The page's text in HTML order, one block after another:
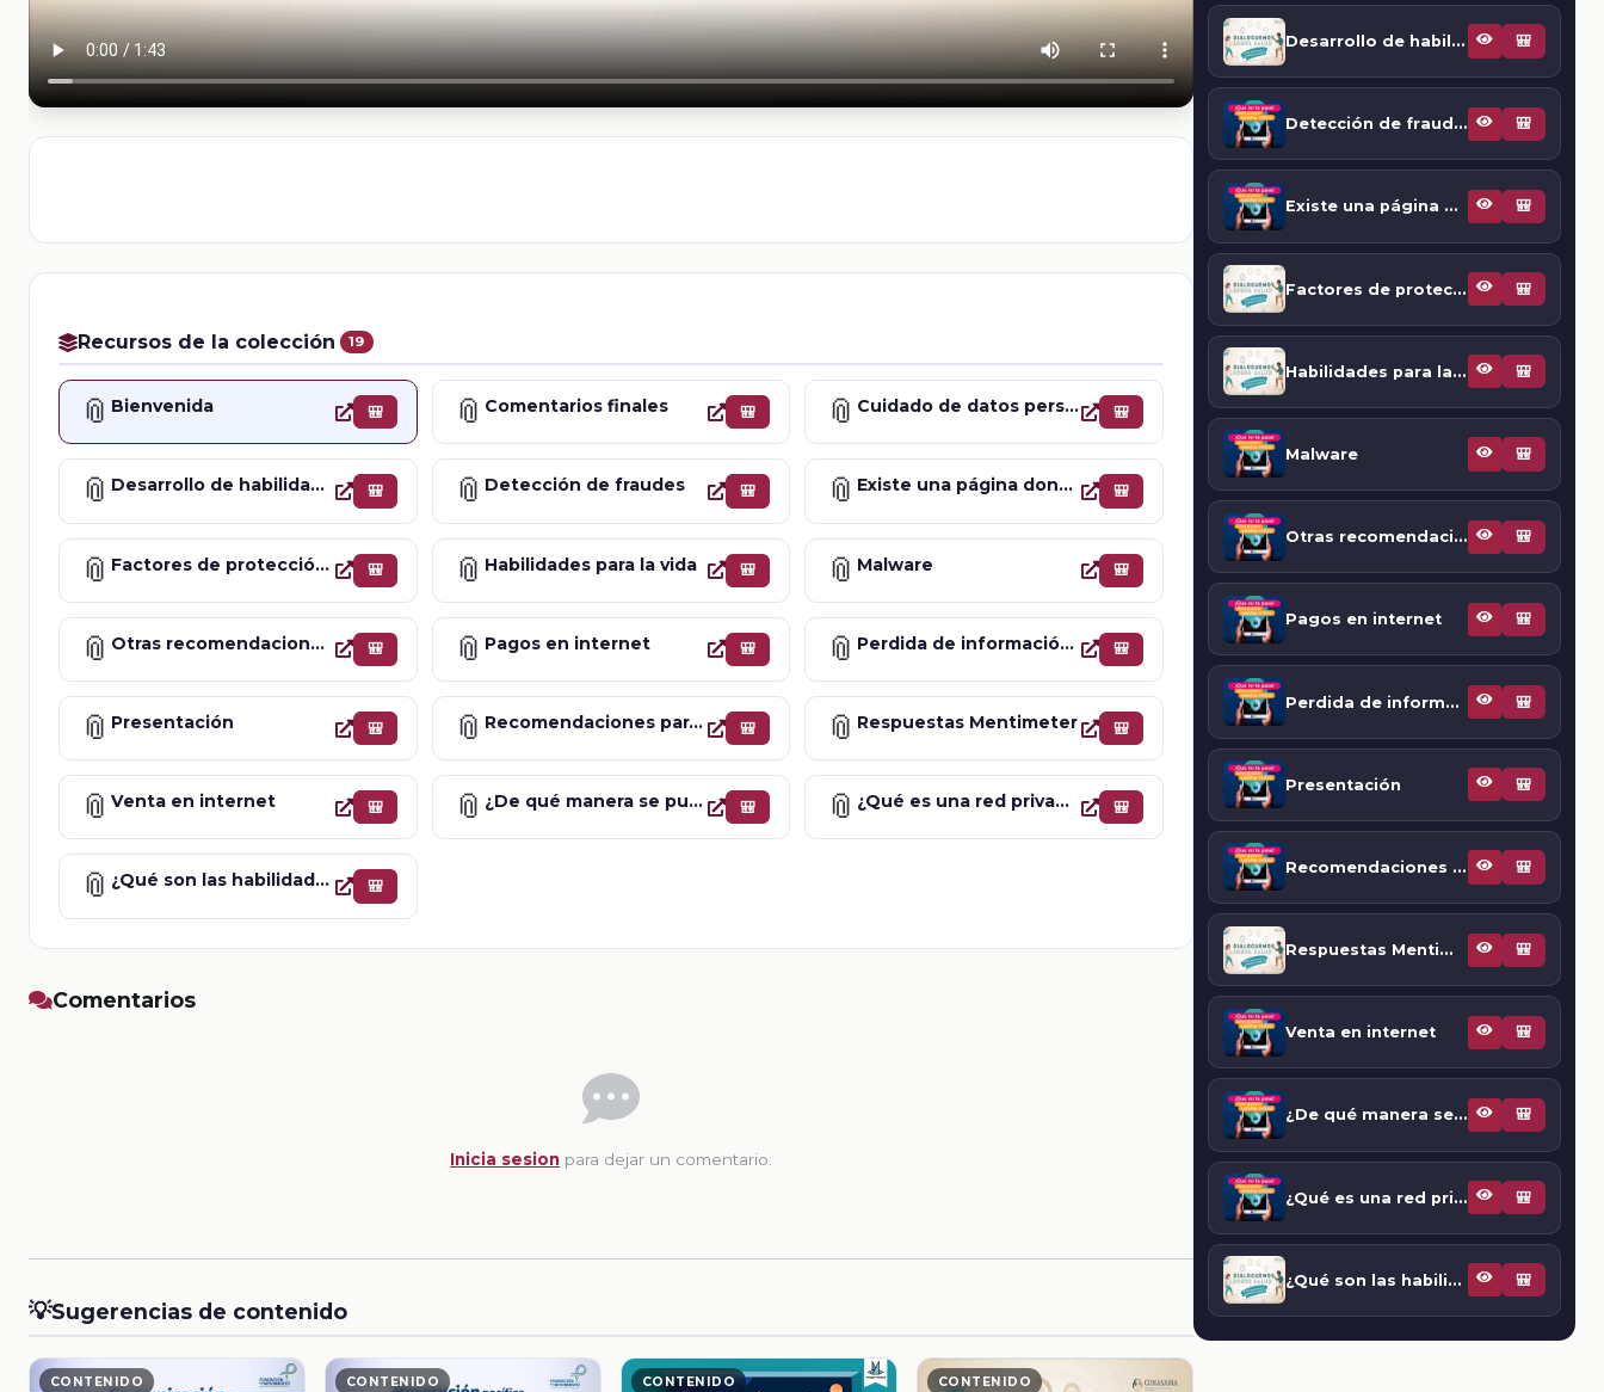
Recursos de la colección 19
📎 Bienvenida 🎒 📎 Comentarios finales 🎒 📎 Cuidado de datos personales 🎒
📎 Desarrollo de habilidades para la vida 🎒 📎 Detección de fraudes 🎒 📎 Existe una página donde se pueda verificar la veracidad de una tienda online 🎒
📎 Factores de protección en NNA 🎒 📎 Habilidades para la vida 🎒 📎 Malware 🎒
📎 Otras recomendaciones para el cuidado de datos personales 🎒 📎 Pagos en internet 🎒 📎 Perdida de información en internet 🎒
📎 Presentación 🎒 📎 Recomendaciones para crear el hábito de aprender a verificar la seguridad de las tiendas online. 🎒 📎 Respuestas Mentimeter 🎒
📎 Venta en internet 🎒 📎 ¿De qué manera se pueden proteger los datos bancarios si ya fui víctima de fraude? 🎒 📎 ¿Qué es una red privada o VPN? 🎒
📎 ¿Qué son las habilidades para la vida? 🎒
Comentarios
Inicia sesion para dejar un comentario.
💡Sugerencias de contenido
CONTENIDO CONTENIDO CONTENIDO CONTENIDO
Desarrollo de habilidades para la vida 🎒
Detección de fraudes 🎒
Existe una página donde se pueda verificar la veracidad de una tienda online 🎒
Factores de protección en NNA 🎒
Habilidades para la vida 🎒
Malware 🎒
Otras recomendaciones para el cuidado de datos personales 🎒
Pagos en internet 🎒
Perdida de información en internet 🎒
Presentación 🎒
Recomendaciones para crear el hábito de aprender a verificar la seguridad de las tiendas online. 🎒
Respuestas Mentimeter 🎒
Venta en internet 🎒
¿De qué manera se pueden proteger los datos bancarios si ya fui víctima de fraude? 🎒
¿Qué es una red privada o VPN? 🎒
¿Qué son las habilidades para la vida? 🎒